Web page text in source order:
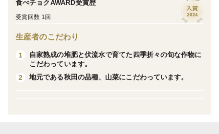
・秋：ブロッコリー、カボチャ、ホウレンソウ、秋キュ
・冬：カボチャ、セリ、アサツキ、春菊、ホウレンソ
ウ、チンゲン菜、小松菜、ラデッシュ、水菜、ブロッコ
リーいちごなど。
食べチョクAWARD受賞歴
受賞回数 1回
生産者のこだわり
1
自家熟成の堆肥と伏流水で育てた四季折々の旬な作物に
こだわっています。
2
地元である秋田の品種、山菜にこだわっています。